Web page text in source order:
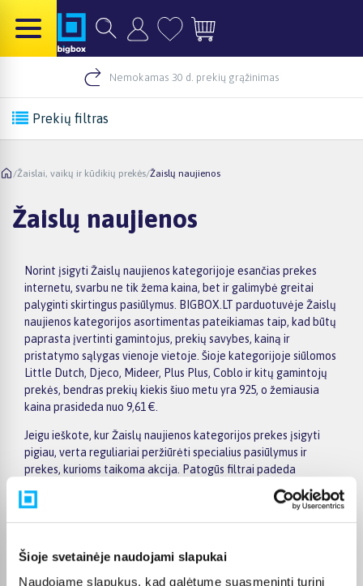
Šioje svetainėje naudojami slapukai
Naudojame slapukus, kad galėtume suasmeninti turinį
Nemokamas 30 d. prekių grąžinimas
Prekių filtras
/Žaislai, vaikų ir kūdikių prekės/Žaislų naujienos
Žaislų naujienos
Norint įsigyti Žaislų naujienos kategorijoje esančias prekes
internetu, svarbu ne tik žema kaina, bet ir galimybė greitai
palyginti skirtingus pasiūlymus. BIGBOX.LT parduotuvėje Žaislų
naujienos kategorijos asortimentas pateikiamas taip, kad būtų
paprasta įvertinti gamintojus, prekių savybes, kainą ir
pristatymo sąlygas vienoje vietoje. Šioje kategorijoje siūlomos
Little Dutch, Djeco, Mideer, Plus Plus, Coblo ir kitų gamintojų
prekės, bendras prekių kiekis šiuo metu yra 925, o žemiausia
kaina prasideda nuo 9,61 €.
Jeigu ieškote, kur Žaislų naujienos kategorijos prekes įsigyti
pigiau, verta reguliariai peržiūrėti specialius pasiūlymus ir
prekes, kurioms taikoma akcija. Patogūs filtrai padeda
susiaurinti pasirinkimą pagal gamintoją, kainą, savybes ar kitus
aktualius kriterijus, todėl greičiau rasite jūsų poreikius
atitinkantį variantą. Prekės puslapyje pateikiama išsamesnė
terminą ir kitas pirkimo sąlygas.
BIGBOX.LT suteikia galimybę prekes nuo 150 Eur įsigyti su